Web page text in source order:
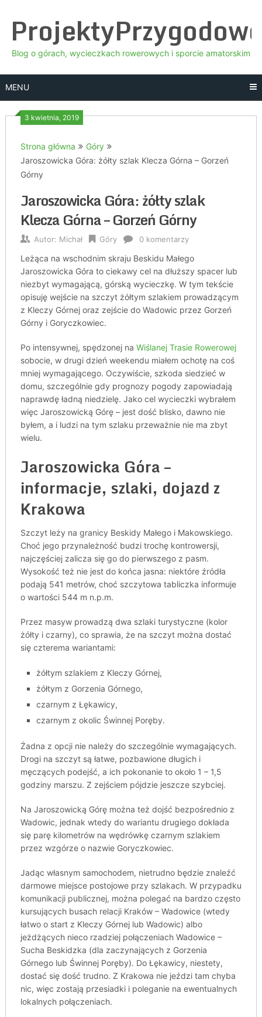
content
Blog o górach, wycieczkach rowerowych i sporcie amatorskim
MENU
3 kwietnia, 2019
Strona główna
Góry
Jaroszowicka Góra: żółty szlak Klecza Górna – Gorzeń
Górny
Jaroszowicka Góra: żółty szlak
Klecza Górna – Gorzeń Górny
Autor: Michał Góry 0 komentarzy
Leżąca na wschodnim skraju Beskidu Małego
Jaroszowicka Góra to ciekawy cel na dłuższy spacer lub
niezbyt wymagającą, górską wycieczkę. W tym tekście
opisuję wejście na szczyt żółtym szlakiem prowadzącym
z Kleczy Górnej oraz zejście do Wadowic przez Gorzeń
Górny i Goryczkowiec.
Po intensywnej, spędzonej na Wiślanej Trasie Rowerowej
sobocie, w drugi dzień weekendu miałem ochotę na coś
mniej wymagającego. Oczywiście, szkoda siedzieć w
domu, szczególnie gdy prognozy pogody zapowiadają
naprawdę ładną niedzielę. Jako cel wycieczki wybrałem
więc Jaroszowicką Górę – jest dość blisko, dawno nie
byłem, a i ludzi na tym szlaku przeważnie nie ma zbyt
wielu.
Jaroszowicka Góra –
informacje, szlaki, dojazd z
Krakowa
Szczyt leży na granicy Beskidy Małego i Makowskiego.
Choć jego przynależność budzi trochę kontrowersji,
najczęściej zalicza się go do pierwszego z pasm.
Wysokość też nie jest do końca jasna: niektóre źródła
podają 541 metrów, choć szczytowa tabliczka informuje
o wartości 544 m n.p.m.
Przez masyw prowadzą dwa szlaki turystyczne (kolor
żółty i czarny), co sprawia, że na szczyt można dostać
się czterema wariantami:
żółtym szlakiem z Kleczy Górnej,
żółtym z Gorzenia Górnego,
czarnym z Łękawicy,
czarnym z okolic Świnnej Poręby.
Żadna z opcji nie należy do szczególnie wymagających.
Drogi na szczyt są łatwe, pozbawione długich i
męczących podejść, a ich pokonanie to około 1 – 1,5
godziny marszu. Z zejściem pójdzie jeszcze szybciej.
Na Jaroszowicką Górę można też dojść bezpośrednio z
Wadowic, jednak wtedy do wariantu drugiego dokłada
się parę kilometrów na wędrówkę czarnym szlakiem
przez wzgórze o nazwie Goryczkowiec.
Jadąc własnym samochodem, nietrudno będzie znaleźć
darmowe miejsce postojowe przy szlakach. W przypadku
komunikacji publicznej, można polegać na bardzo często
kursujących busach relacji Kraków – Wadowice (wtedy
łatwo o start z Kleczy Górnej lub Wadowic) albo
jeżdżących nieco rzadziej połączeniach Wadowice –
Sucha Beskidzka (dla zaczynających z Gorzenia
Górnego lub Świnnej Poręby). Do Łękawicy, niestety,
dostać się dość trudno. Z Krakowa nie jeździ tam chyba
nic, więc zostają przesiadki i poleganie na ewentualnych
lokalnych połączeniach.